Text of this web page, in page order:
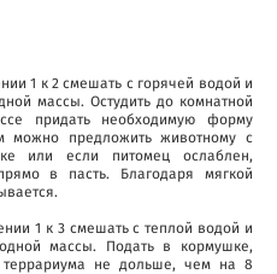
1 к 2 смешать с горячей водой и
массы. Остудить до комнатной
придать необходимую форму
можно предложить животному с
или если питомец ослаблен,
в пасть. Благодаря мягкой
1 к 3 смешать с теплой водой и
массы. Подать в кормушке,
террариума не дольше, чем на 8